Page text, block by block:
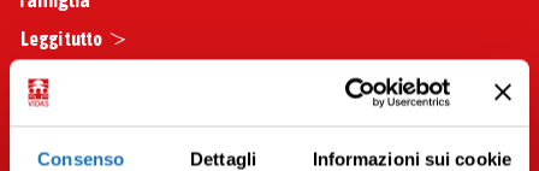
Consenso Dettagli Informazioni sui cookie
Leggi tutto